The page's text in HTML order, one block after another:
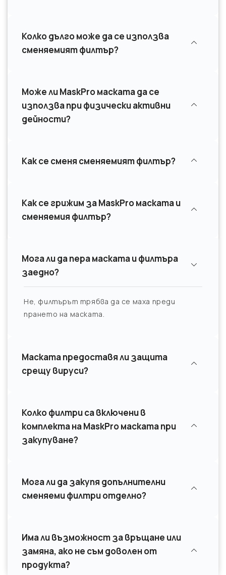
Колко дълго може да се използва
сменяемият филтър?
Може ли MaskPro маската да се
използва при физически активни
дейности?
Как се сменя сменяемият филтър?
Как се грижим за MaskPro маската и
сменяемия филтър?
Мога ли да пера маската и филтъра
заедно?
Не, филтърът трябва да се маха преди
прането на маската.
Маската предоставя ли защита
срещу вируси?
Колко филтри са включени в
комплекта на MaskPro маската при
закупуване?
Мога ли да закупя допълнителни
сменяеми филтри отделно?
Има ли възможност за връщане или
замяна, ако не съм доволен от
продукта?